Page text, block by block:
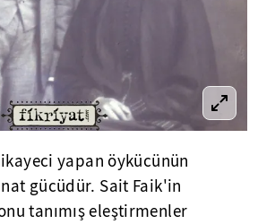
yapan öykücünün
gücüdür. Sait Faik'in
tanımış eleştirmenler